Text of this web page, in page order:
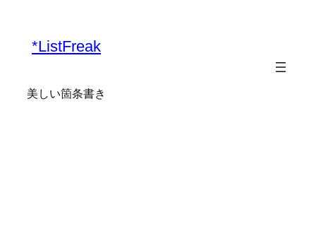
*ListFreak
美しい箇条書き